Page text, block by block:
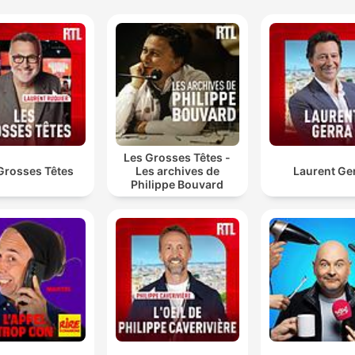
Têtes
Les Grosses Têtes -
Les archives de
Philippe Bouvard
Laurent